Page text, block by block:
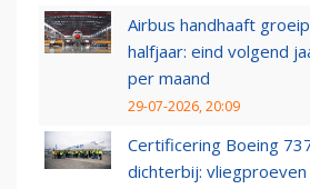
Airbus handhaaft
halfjaar: eind volgend
per maand
29-07-2026, 20:09
Certificering Boeing
dichterbij: